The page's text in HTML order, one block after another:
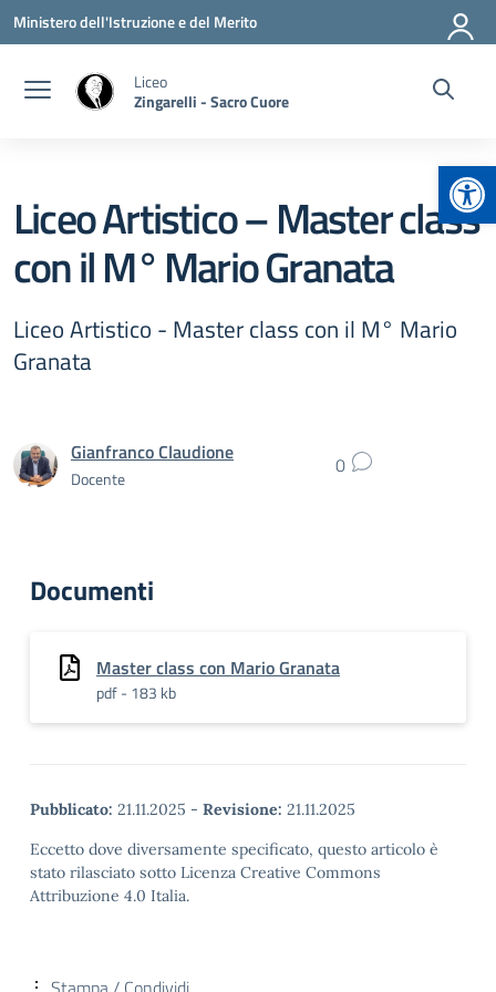
Vai ai contenuti
Vai al menu di navigazione
Vai al footer
Ministero dell'Istruzione e del Merito
Liceo
Zingarelli - Sacro Cuore
Liceo Artistico – Master class
con il M° Mario Granata
Liceo Artistico - Master class con il M° Mario
Granata
Gianfranco Claudione
Docente 0
Documenti
Master class con Mario Granata
pdf - 183 kb
Pubblicato: 21.11.2025 - Revisione: 21.11.2025
Eccetto dove diversamente specificato, questo articolo è
stato rilasciato sotto Licenza Creative Commons
Attribuzione 4.0 Italia.